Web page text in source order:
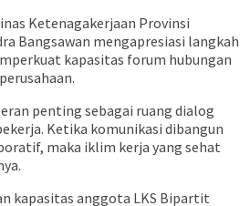
Ketenagakerjaan Provinsi
Bangsawan mengapresiasi langkah
kapasitas forum hubungan
penting sebagai ruang dialog
Ketika komunikasi dibangun
maka iklim kerja yang sehat
kapasitas anggota LKS Bipartit